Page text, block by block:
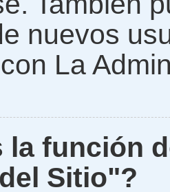
nuevos
La
la función
Sitio"?